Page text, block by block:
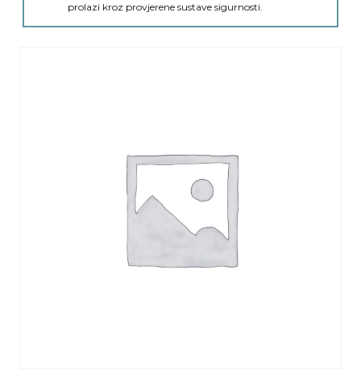
prolazi kroz provjerene sustave sigurnosti.